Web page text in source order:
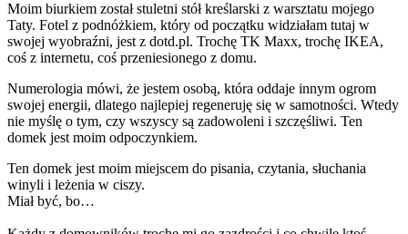
Moim biurkiem został stuletni stół kreślarski z warsztatu mojego
Taty. Fotel z podnóżkiem, który od początku widziałam tutaj w
swojej wyobraźni, jest z dotd.pl. Trochę TK Maxx, trochę IKEA,
coś z internetu, coś przeniesionego z domu.
Numerologia mówi, że jestem osobą, która oddaje innym ogrom
swojej energii, dlatego najlepiej regeneruję się w samotności. Wtedy
nie myślę o tym, czy wszyscy są zadowoleni i szczęśliwi. Ten
domek jest moim odpoczynkiem.
Ten domek jest moim miejscem do pisania, czytania, słuchania
winyli i leżenia w ciszy.
Miał być, bo…